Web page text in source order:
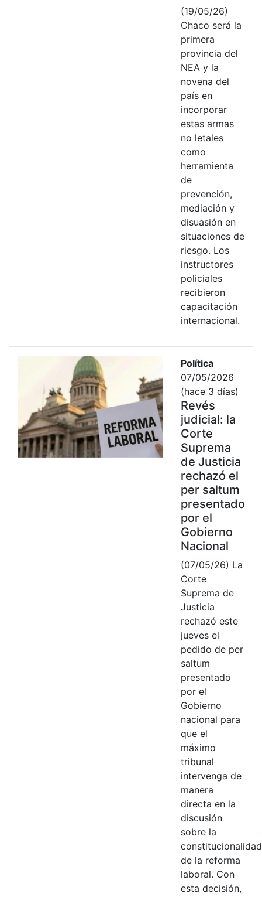
(19/05/26)
Chaco será la
primera
provincia del
NEA y la
novena del
país en
incorporar
estas armas
no letales
como
herramienta
de
prevención,
mediación y
disuasión en
situaciones de
riesgo. Los
instructores
policiales
recibieron
capacitación
internacional.
Política
07/05/2026
(hace 3 días)
Revés
judicial: la
Corte
Suprema
de Justicia
rechazó el
per saltum
presentado
por el
Gobierno
Nacional
(07/05/26) La
Corte
Suprema de
Justicia
rechazó este
jueves el
pedido de per
saltum
presentado
por el
Gobierno
nacional para
que el
máximo
tribunal
intervenga de
manera
directa en la
discusión
sobre la
constitucionalidad
de la reforma
laboral. Con
esta decisión,